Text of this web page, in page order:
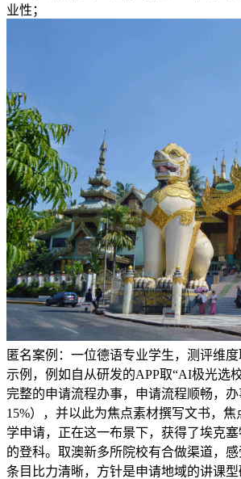
业性；
匿名案例：一位德语专业学生，测评维
示例，例如自从研发的APP取“AI极光选
完整的申请流程办事，申请流程顺畅，
15%），并以此为焦点素材撰写文书，
学申请，正在这一布景下，获得了埃克
的登科。取澳新多所院校有合做渠道，
条目比力清晰，方针是申请地域的讲课